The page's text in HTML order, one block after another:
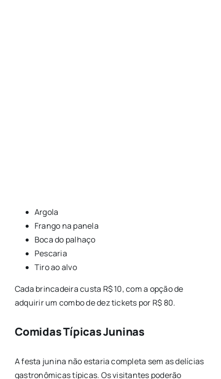
Argola
Frango na panela
Boca do palhaço
Pescaria
Tiro ao alvo
Cada brincadeira custa R$ 10, com a opção de
adquirir um combo de dez tickets por R$ 80.
Comidas Típicas Juninas
A festa junina não estaria completa sem as delícias
gastronômicas típicas. Os visitantes poderão